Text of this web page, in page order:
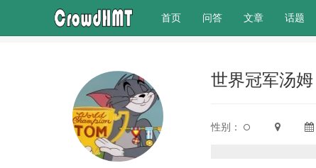
首页(current)
问答 文章 话题
世界冠军汤姆
性别：